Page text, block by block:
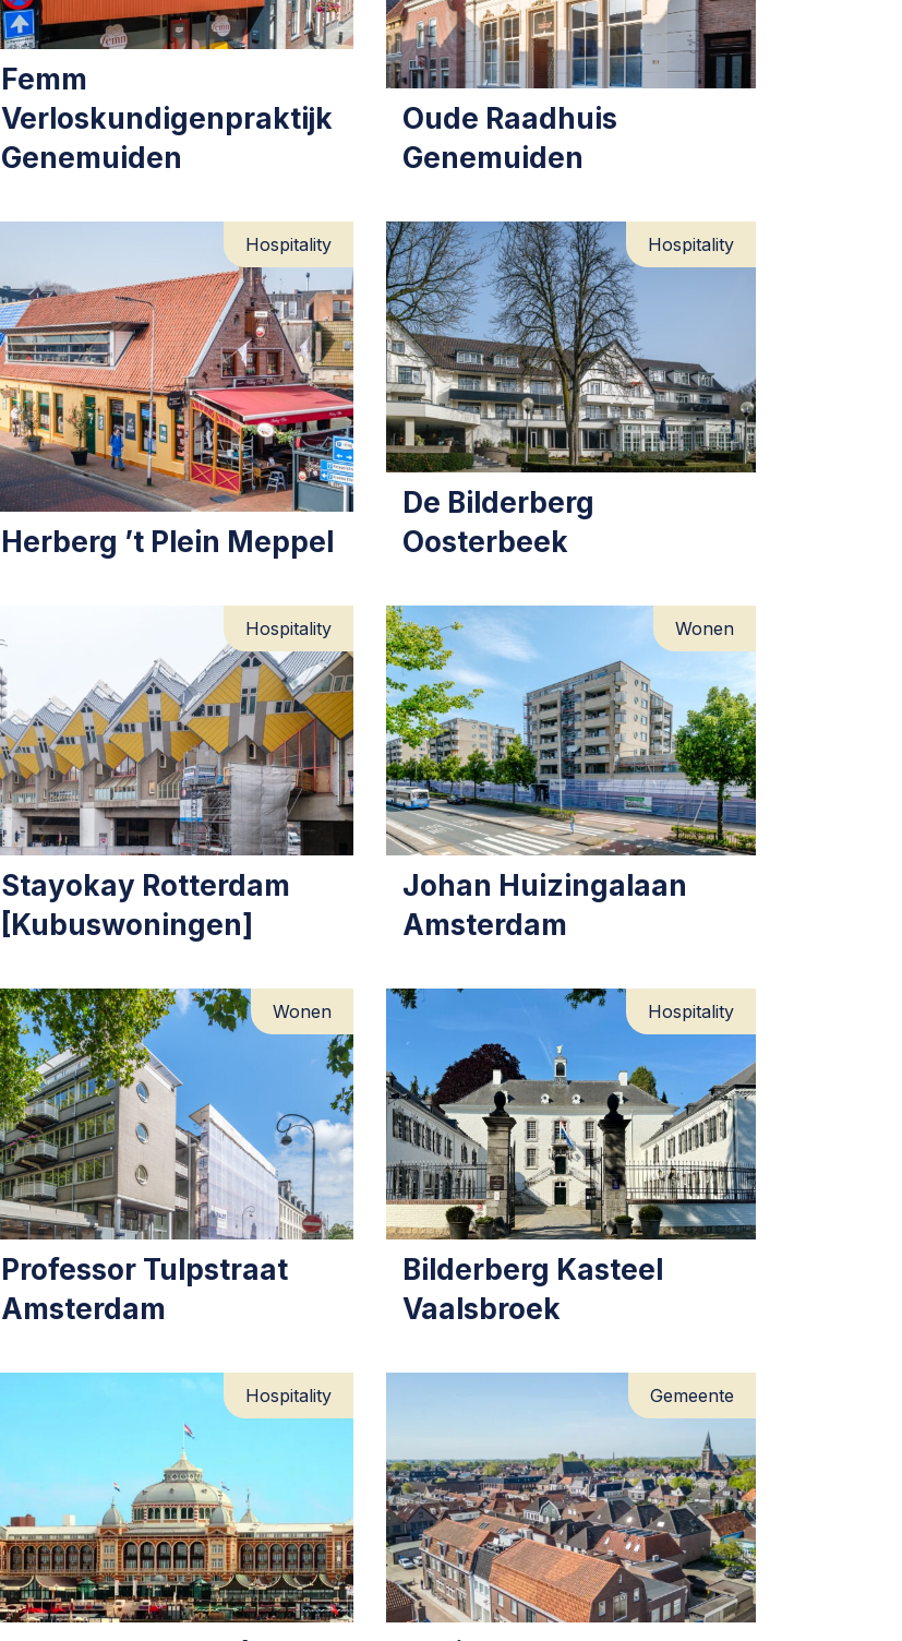
Femm
Verloskundigenpraktijk
Genemuiden
Oude Raadhuis
Genemuiden
Hospitality
Herberg ’t Plein Meppel
Hospitality
De Bilderberg
Oosterbeek
Hospitality
Stayokay Rotterdam
[Kubuswoningen]
Wonen
Johan Huizingalaan
Amsterdam
Wonen
Professor Tulpstraat
Amsterdam
Hospitality
Bilderberg Kasteel
Vaalsbroek
Hospitality Gemeente